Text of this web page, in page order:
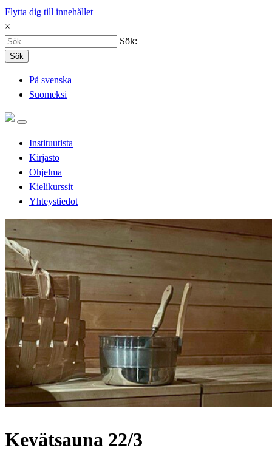
Flytta dig till innehållet
×
Sök:
Sök
På svenska
Suomeksi
Instituutista
Kirjasto
Ohjelma
Kielikurssit
Yhteystiedot
Kevätsauna 22/3